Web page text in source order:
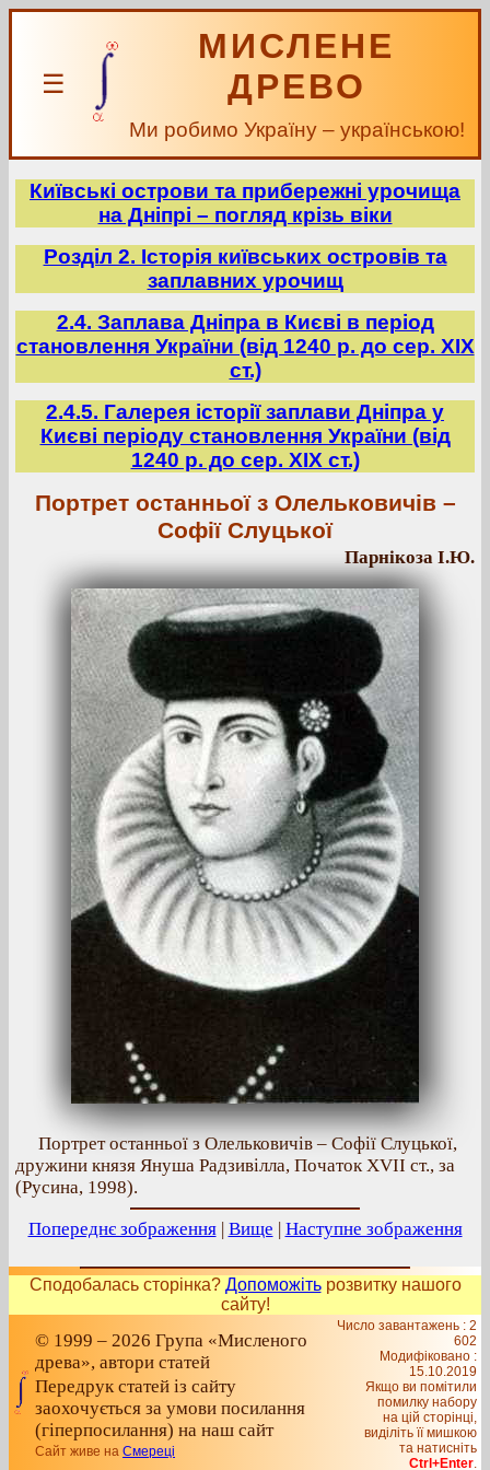
☰
МИСЛЕНЕ
ДРЕВО
Ми робимо Україну – українською!
Київські острови та прибережні урочища
на Дніпрі – погляд крізь віки
Розділ 2. Історія київських островів та
заплавних урочищ
2.4. Заплава Дніпра в Києві в період
становлення України (від 1240 р. до сер. ХІХ
ст.)
2.4.5. Галерея історії заплави Дніпра у
Києві періоду становлення України (від
1240 р. до сер. ХІХ ст.)
Портрет останньої з Олельковичів –
Софії Слуцької
Парнікоза І.Ю.
Портрет останньої з Олельковичів – Софії Слуцької,
дружини князя Януша Радзивілла, Початок XVII ст., за
(Русина, 1998).
Попереднє зображення| Вище | Наступне зображення
Сподобалась сторінка? Допоможітьрозвитку нашого
сайту!
© 1999 – 2026 Група «Мисленого
древа», автори статей
Передрук статей із сайту
заохочується за умови посилання
(гіперпосилання) на наш сайт
Сайт живе на Смереці
Число завантажень : 2
602
Модифіковано :
15.10.2019
Якщо ви помітили
помилку набору
на цiй сторiнцi,
видiлiть її мишкою
та натисніть
Ctrl+Enter.